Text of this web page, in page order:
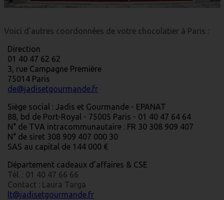
Voici d'autres coordonnées de votre chocolatier à Paris :
Direction
01 40 47 62 62
3, rue Campagne Première
75014 Paris
de@jadisetgourmande.fr
Siège social : Jadis et Gourmande - EPANAT
88, bd de Port-Royal - 75005 Paris - 01 40 47 64 64
N° de TVA intracommunautaire : FR 30 308 909 407
N° de siret 308 909 407 000 30
SAS au capital de 144 000 €
Département cadeaux d’affaires & CSE
Tél. : 01 40 47 66 66
Contact : Laura Targa
lt@jadisetgourmande.fr